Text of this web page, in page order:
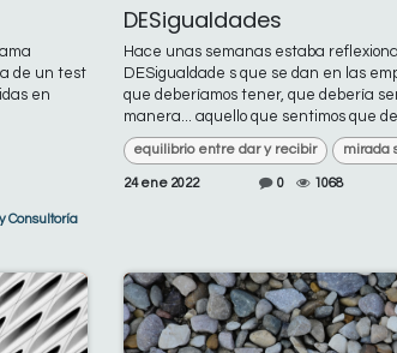
de un test
en
Consultoría
DESigualdades
Hace unas semanas estaba
DESigualdade s que se dan en las
que deberíamos tener, que debería
manera... aquello que sentimos que
equilibrio entre dar y recibir mirada
24 ene 2022 0 1068